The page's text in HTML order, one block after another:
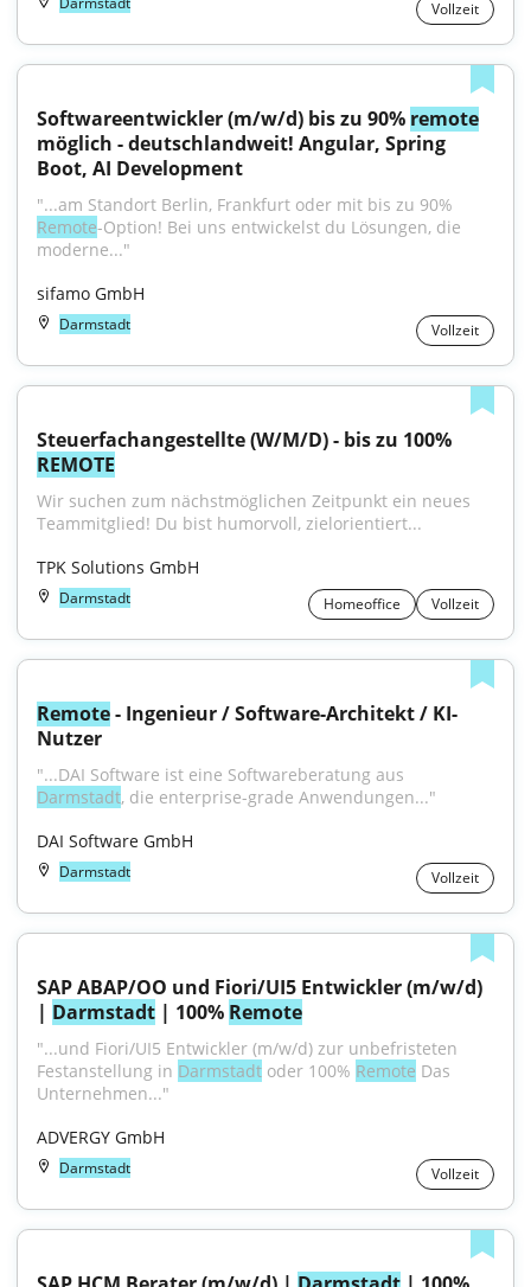
Vollzeit
Softwareentwickler (m/w/d) bis zu 90% remote
möglich - deutschlandweit! Angular, Spring
Boot, AI Development
Remote-Option! Bei uns entwickelst du Lösungen, die
moderne..."
sifamo GmbH
Darmstadt Vollzeit
REMOTE
Wir suchen zum nächstmöglichen Zeitpunkt ein neues
Teammitglied! Du bist humorvoll, zielorientiert...
TPK Solutions GmbH
Darmstadt Homeoffice Vollzeit
Remote - Ingenieur / Software-Architekt / KI-
Nutzer
Darmstadt, die enterprise-grade Anwendungen..."
DAI Software GmbH
Darmstadt Vollzeit
SAP ABAP/OO und Fiori/UI5 Entwickler (m/w/d)
| Darmstadt | 100% Remote
"...und Fiori/UI5 Entwickler (m/w/d) zur unbefristeten
Festanstellung in Darmstadt oder 100% Remote Das
Unternehmen..."
ADVERGY GmbH
Darmstadt Vollzeit